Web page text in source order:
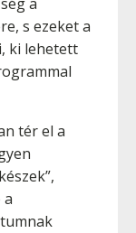
s ezeket a
ki lehetett
tér el a